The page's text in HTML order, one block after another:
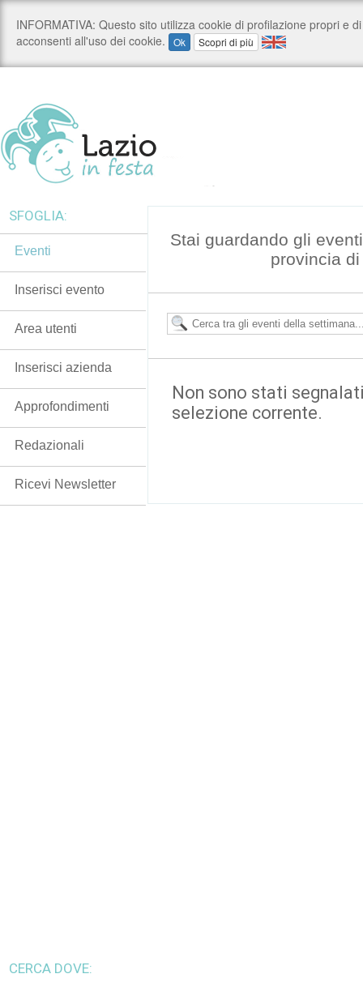
Stai guardando gli
provincia
Non sono stati
selezione corrente.
SFOGLIA:
Eventi
Inserisci evento
Area utenti
Inserisci azienda
Approfondimenti
Redazionali
Ricevi Newsletter
CERCA DOVE: